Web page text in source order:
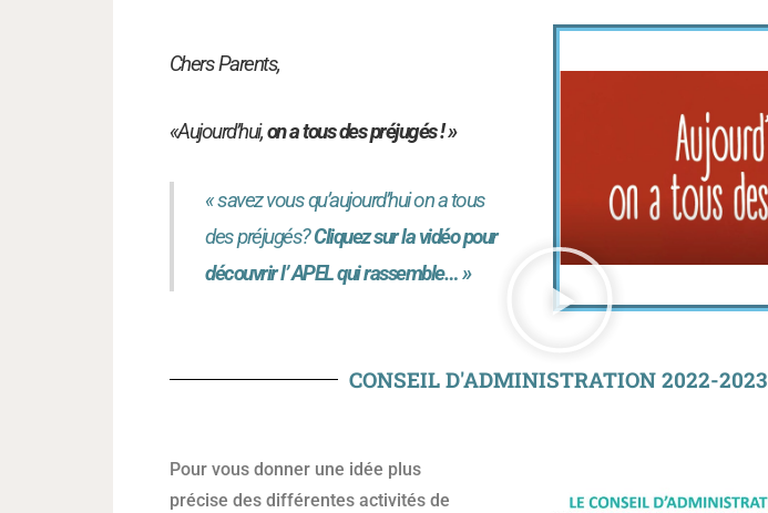
Chers Parents,
«Aujourd’hui,on a tous des préjugés ! »
« savez vous qu’aujourd’hui on a tous
des préjugés?Cliquez sur la vidéo pour
découvrir l’ APEL qui rassemble… »
CONSEIL D'ADMINISTRATION 2022-2023
Pour vous donner une idée plus
précise des différentes activités de